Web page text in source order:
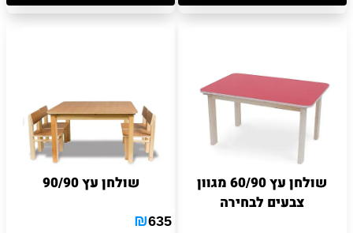
שולחן עץ 60/90 מגוון
צבעים לבחירה
שולחן עץ 90/90
₪635